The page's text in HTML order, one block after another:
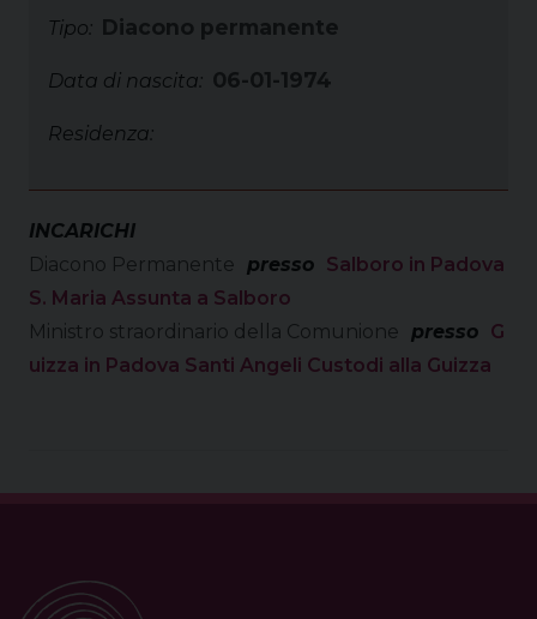
Tipo: Diacono permanente
Data di nascita: 06-01-1974
Residenza:
INCARICHI
Diacono Permanente
presso Salboro in Padova
S. Maria Assunta a Salboro
Ministro straordinario della Comunione
presso G
uizza in Padova Santi Angeli Custodi alla Guizza